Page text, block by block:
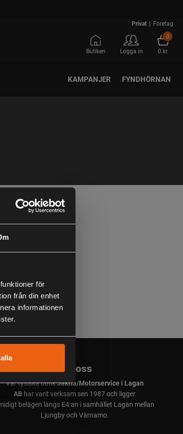
för
från din enhet
informationen
Privat | Företag
Butiken Logga in
0
0 kr
KAMPANJER FYNDHÖRNAN
Om oss
Vår fysiska butikJaktia/Motorservice i Lagan
AB har varit verksam sen 1987 och ligger
belägen längs E4:an i samhället Lagan mellan
Ljungby och Värnamo.